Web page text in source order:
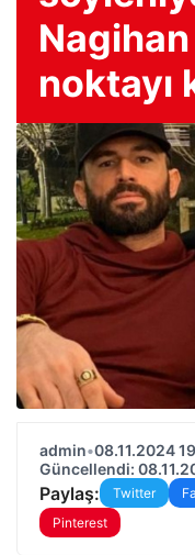
noktayı
admin•08.11.2024
Güncellendi:
Paylaş: Twitter
Pinterest